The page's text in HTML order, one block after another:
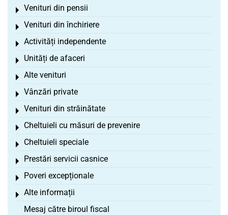
Venituri din pensii
Toggle menu
Venituri din închiriere
Toggle menu
Activități independente
Toggle menu
Unități de afaceri
Toggle menu
Alte venituri
Toggle menu
Vânzări private
Toggle menu
Venituri din străinătate
Toggle menu
Cheltuieli cu măsuri de prevenire
Toggle menu
Cheltuieli speciale
Toggle menu
Prestări servicii casnice
Toggle menu
Poveri excepționale
Toggle menu
Alte informații
Toggle menu
Mesaj către biroul fiscal